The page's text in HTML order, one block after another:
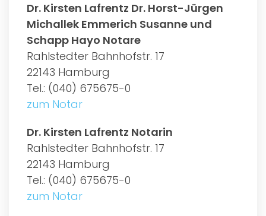
Dr. Kirsten Lafrentz Dr. Horst-Jürgen
Michallek Emmerich Susanne und
Schapp Hayo Notare
Rahlstedter Bahnhofstr. 17
22143 Hamburg
Tel.: (040) 675675-0
zum Notar
Dr. Kirsten Lafrentz Notarin
Rahlstedter Bahnhofstr. 17
22143 Hamburg
Tel.: (040) 675675-0
zum Notar